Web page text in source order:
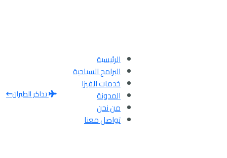
الرئيسية
البرامج السياحية
خدمات الفيزا
المدونة
من نحن
تواصل معنا
تذاكر الطيران